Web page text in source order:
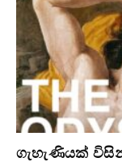
ගැහැණියක්